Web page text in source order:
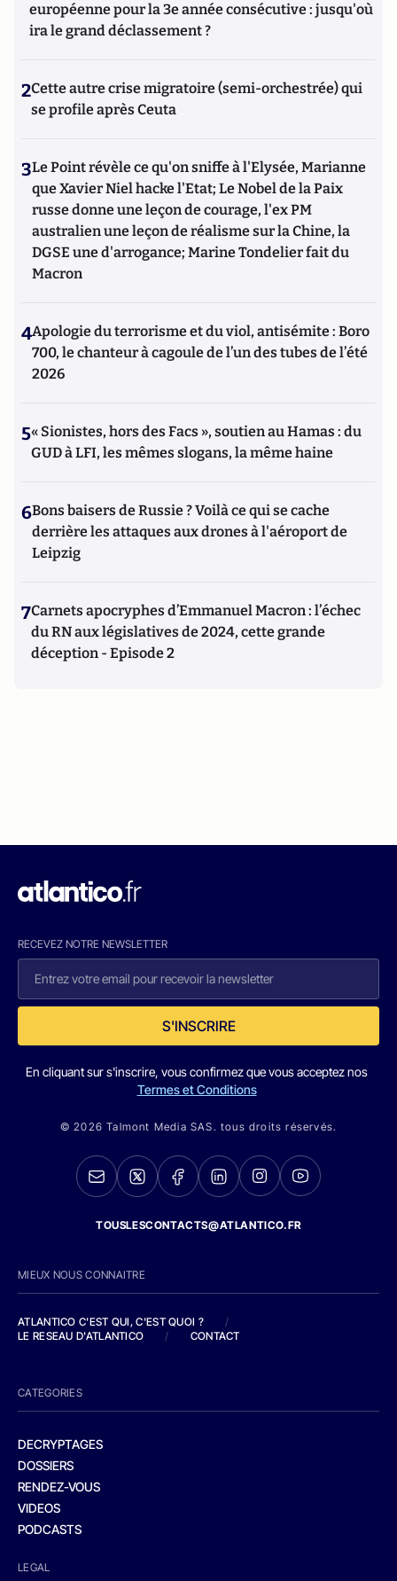
européenne pour la 3e année consécutive : jusqu'où
ira le grand déclassement ?
2Cette autre crise migratoire (semi-orchestrée) qui
se profile après Ceuta
3Le Point révèle ce qu'on sniffe à l'Elysée, Marianne
que Xavier Niel hacke l'Etat; Le Nobel de la Paix
russe donne une leçon de courage, l'ex PM
australien une leçon de réalisme sur la Chine, la
DGSE une d'arrogance; Marine Tondelier fait du
Macron
4Apologie du terrorisme et du viol, antisémite : Boro
700, le chanteur à cagoule de l’un des tubes de l’été
2026
5« Sionistes, hors des Facs », soutien au Hamas : du
GUD à LFI, les mêmes slogans, la même haine
6Bons baisers de Russie ? Voilà ce qui se cache
derrière les attaques aux drones à l'aéroport de
Leipzig
7Carnets apocryphes d’Emmanuel Macron : l’échec
du RN aux législatives de 2024, cette grande
déception - Episode 2
RECEVEZ NOTRE NEWSLETTER
S'INSCRIRE
En cliquant sur s'inscrire, vous confirmez que vous acceptez nos
Termes et Conditions
© 2026 Talmont Media SAS. tous droits réservés.
TOUSLESCONTACTS@ATLANTICO.FR
MIEUX NOUS CONNAITRE
ATLANTICO C'EST QUI, C'EST QUOI ?
/
LE RESEAU D'ATLANTICO
/ CONTACT
CATEGORIES
DECRYPTAGES
DOSSIERS
RENDEZ-VOUS
VIDEOS
PODCASTS
LEGAL